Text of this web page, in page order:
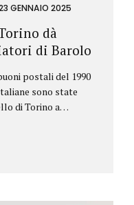
GENNAIO 2025
dà
di Barolo
postali del 1990
sono state
di Torino a
ribalta la